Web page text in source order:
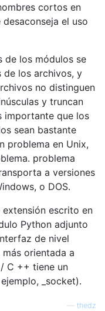
cortos en
desaconseja el uso
de los módulos se
de los archivos, y
no distinguen
y truncan
importante que los
sean bastante
problema en Unix,
problema
a versiones
o DOS.
escrito en
Python adjunto
de nivel
orientada a
C ++ tiene un
_socket).
thedz